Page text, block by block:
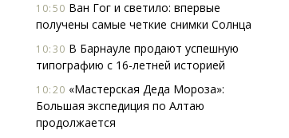
10:50 Ван Гог и светило: впервые
получены самые четкие снимки Солнца
10:30 В Барнауле продают успешную
типографию с 16-летней историей
10:20 «Мастерская Деда Мороза»:
Большая экспедиция по Алтаю
продолжается